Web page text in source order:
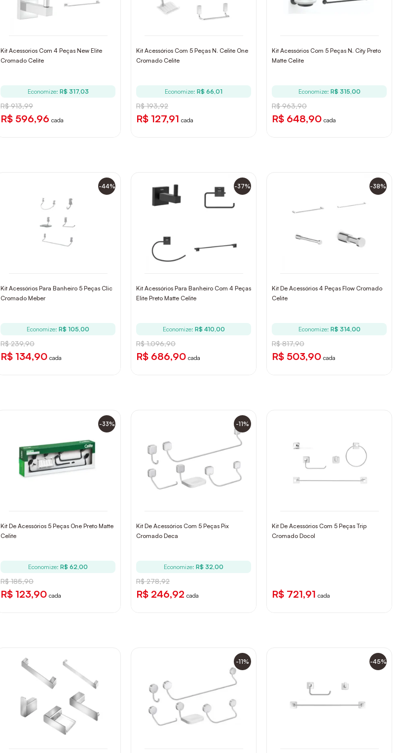
Kit Acessorios Com 4 Peças New Elite
Cromado Celite
Economize: R$ 317,03
R$ 913,99
R$ 596,96 cada
Kit Acessórios Com 5 Peças N. Celite One
Cromado Celite
Economize: R$ 66,01
R$ 193,92
R$ 127,91 cada
Kit Acessórios Com 5 Peças N. City Preto
Matte Celite
Economize: R$ 315,00
R$ 963,90
R$ 648,90 cada
-44%
Kit Acessórios Para Banheiro 5 Peças Clic
Cromado Meber
Economize: R$ 105,00
R$ 239,90
R$ 134,90 cada
-37%
Kit Acessórios Para Banheiro Com 4 Peças
Elite Preto Matte Celite
Economize: R$ 410,00
R$ 1.096,90
R$ 686,90 cada
-38%
Kit De Acessórios 4 Peças Flow Cromado
Celite
Economize: R$ 314,00
R$ 817,90
R$ 503,90 cada
-33%
Kit De Acessórios 5 Peças One Preto Matte
Celite
Economize: R$ 62,00
R$ 185,90
R$ 123,90 cada
-11%
Kit De Acessórios Com 5 Peças Pix
Cromado Deca
Economize: R$ 32,00
R$ 278,92
R$ 246,92 cada
Kit De Acessórios Com 5 Peças Trip
Cromado Docol
R$ 721,91 cada
-11% -45%